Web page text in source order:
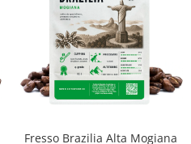
Fresso Brazilia Alta Mogiana